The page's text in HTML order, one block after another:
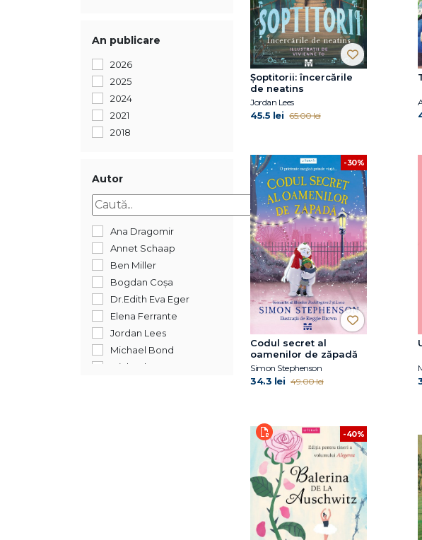
An publicare
2026
2025
2024
2021
2018
Autor
Ana Dragomir
Annet Schaap
Ben Miller
Bogdan Coșa
Dr.Edith Eva Eger
Elena Ferrante
Jordan Lees
Michael Bond
Michael Morpungo
Şoptitorii: încercările
de neatins
Jordan Lees
45.5 lei 65.00 lei
-30%
Codul secret al
oamenilor de zăpadă
Simon Stephenson
34.3 lei 49.00 lei
-40%